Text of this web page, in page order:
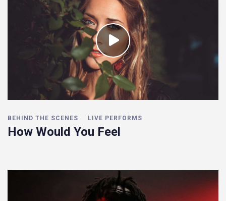
BEHIND THE SCENES LIVE PERFORMS
How Would You Feel